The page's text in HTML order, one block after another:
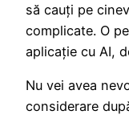
să cauți pe
complicate. O
aplicație cu AI,
Nu vei avea
considerare